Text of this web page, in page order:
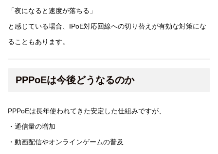
「夜になると速度が落ちる」
と感じている場合、IPoE対応回線への切り替えが有効な対策にな
ることもあります。
PPPoEは今後どうなるのか
PPPoEは長年使われてきた安定した仕組みですが、
・通信量の増加
・動画配信やオンラインゲームの普及